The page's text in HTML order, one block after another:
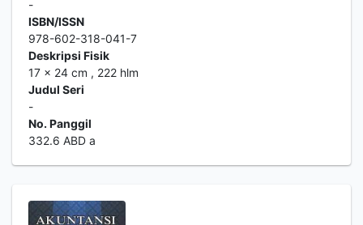
-
ISBN/ISSN
978-602-318-041-7
Deskripsi Fisik
17 x 24 cm , 222 hlm
Judul Seri
-
No. Panggil
332.6 ABD a